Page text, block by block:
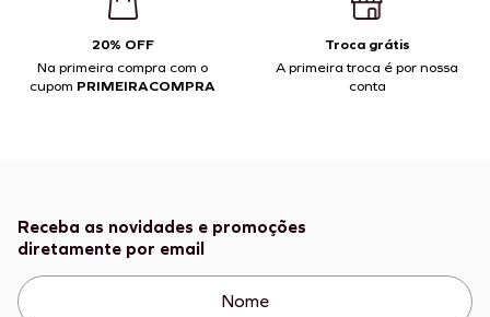
20% OFF
Na primeira compra com o
cupom PRIMEIRACOMPRA
Troca grátis
A primeira troca é por nossa
conta
Receba as novidades e promoções
diretamente por email